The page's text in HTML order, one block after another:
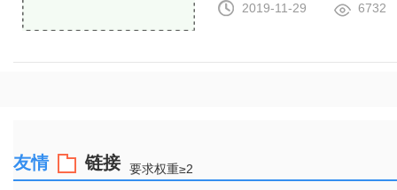
2019-11-29
6732
友情 链接 要求权重≥2